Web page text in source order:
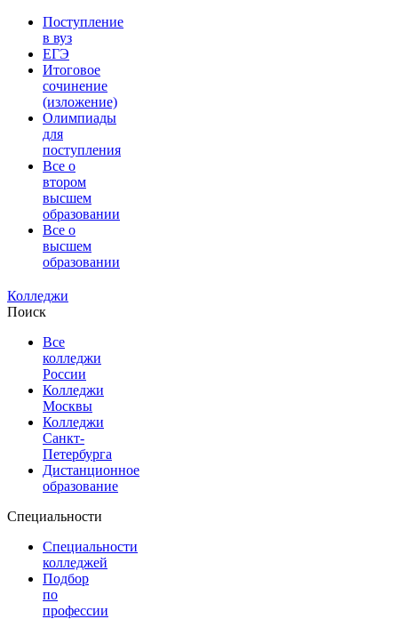
Поступление
в вуз
ЕГЭ
Итоговое
сочинение
(изложение)
Олимпиады
для
поступления
Все о
втором
высшем
образовании
Все о
высшем
образовании
Колледжи
Поиск
Все
колледжи
России
Колледжи
Москвы
Колледжи
Санкт-
Петербурга
Дистанционное
образование
Специальности
Специальности
колледжей
Подбор
по
профессии